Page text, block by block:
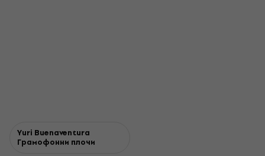
Yuri Buenaventura
Грамофонни плочи